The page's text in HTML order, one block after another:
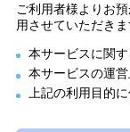
ご利用者様よりお
用させていただきま
本サービスに関
本サービスの運
上記の利用目的